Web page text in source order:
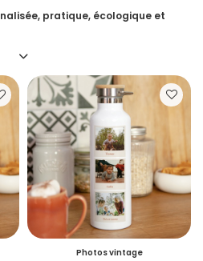
pratique, écologique et
votre famille.
bébé,l’école,le bureauou les
accompagne partout.
qualité, elle garde vos
tout au long de la journée.
, à offrir à vos proches ou à
gorgée peut rappeler un joli
Photos vintage